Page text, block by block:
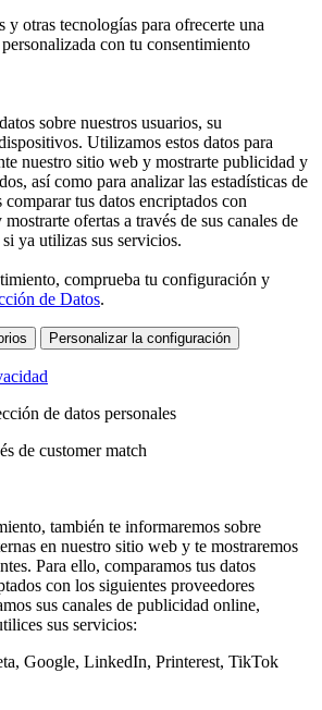
y otras tecnologías para ofrecerte una
con tu consentimiento
sobre nuestros usuarios, su
Utilizamos estos datos para
nuestro sitio web y mostrarte publicidad y
así como para analizar las estadísticas de
tus datos encriptados con
ofertas a través de sus canales de
ya utilizas sus servicios.
comprueba tu configuración y
de Datos.
Personalizar la configuración
de datos personales
de customer match
también te informaremos sobre
en nuestro sitio web y te mostraremos
Para ello, comparamos tus datos
con los siguientes proveedores
sus canales de publicidad online,
sus servicios:
Google, LinkedIn, Printerest, TikTok